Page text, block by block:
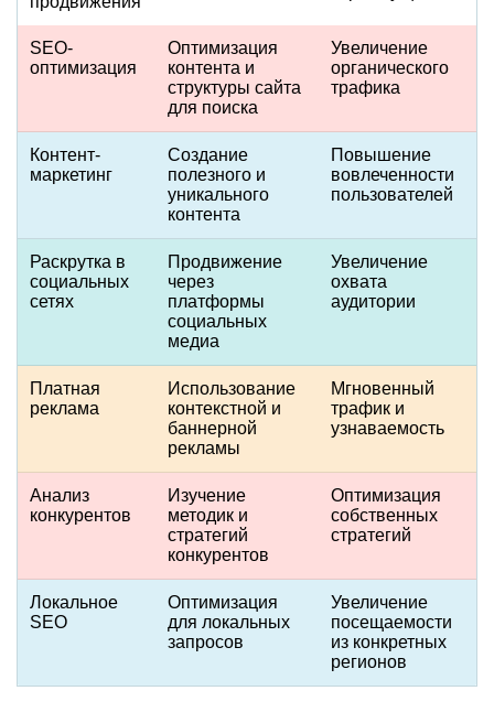
SEO-
оптимизация
Оптимизация
контента и
структуры сайта
для поиска
Увеличение
органического
трафика
Контент-
маркетинг
Создание
полезного и
уникального
контента
Повышение
вовлеченности
пользователей
Раскрутка в
социальных
сетях
Продвижение
через
платформы
социальных
медиа
Увеличение
охвата
аудитории
Платная
реклама
Использование
контекстной и
баннерной
рекламы
Мгновенный
трафик и
узнаваемость
Анализ
конкурентов
Изучение
методик и
стратегий
конкурентов
Оптимизация
собственных
стратегий
Локальное
SEO
Оптимизация
для локальных
запросов
Увеличение
посещаемости
из конкретных
регионов